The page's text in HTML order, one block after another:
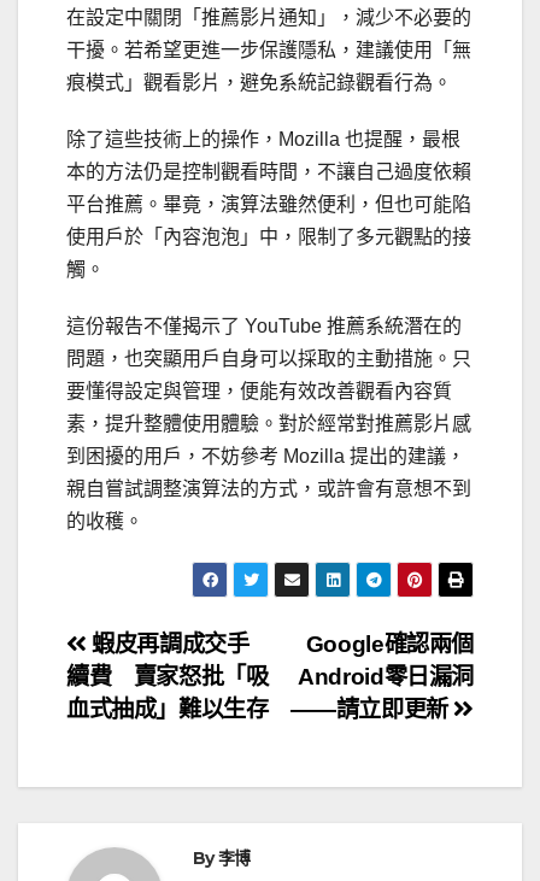
在設定中關閉「推薦影片通知」，減少不必要的
干擾。若希望更進一步保護隱私，建議使用「無
痕模式」觀看影片，避免系統記錄觀看行為。
除了這些技術上的操作，Mozilla 也提醒，最根
本的方法仍是控制觀看時間，不讓自己過度依賴
平台推薦。畢竟，演算法雖然便利，但也可能陷
使用戶於「內容泡泡」中，限制了多元觀點的接
觸。
這份報告不僅揭示了 YouTube 推薦系統潛在的
問題，也突顯用戶自身可以採取的主動措施。只
要懂得設定與管理，便能有效改善觀看內容質
素，提升整體使用體驗。對於經常對推薦影片感
到困擾的用戶，不妨參考 Mozilla 提出的建議，
親自嘗試調整演算法的方式，或許會有意想不到
的收穫。
文
章
覽
Google確認兩個
Android零日漏洞
——請立即更新
蝦皮再調成交手
續費 賣家怒批「吸
血式抽成」難以生存
By李博